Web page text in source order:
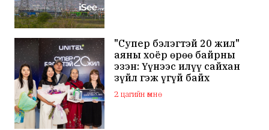
"Супер бэлэгтэй 20 жил"
аяны хоёр өрөө байрны
эзэн: Үүнээс илүү сайхан
зүйл гэж үгүй байх
2 цагийн өмнө